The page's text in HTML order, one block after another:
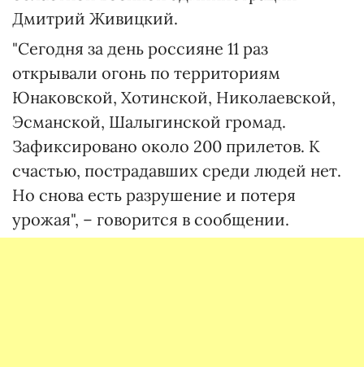
Дмитрий Живицкий.
"Сегодня за день россияне 11 раз
открывали огонь по территориям
Юнаковской, Хотинской, Николаевской,
Эсманской, Шалыгинской громад.
Зафиксировано около 200 прилетов. К
счастью, пострадавших среди людей нет.
Но снова есть разрушение и потеря
урожая", – говорится в сообщении.